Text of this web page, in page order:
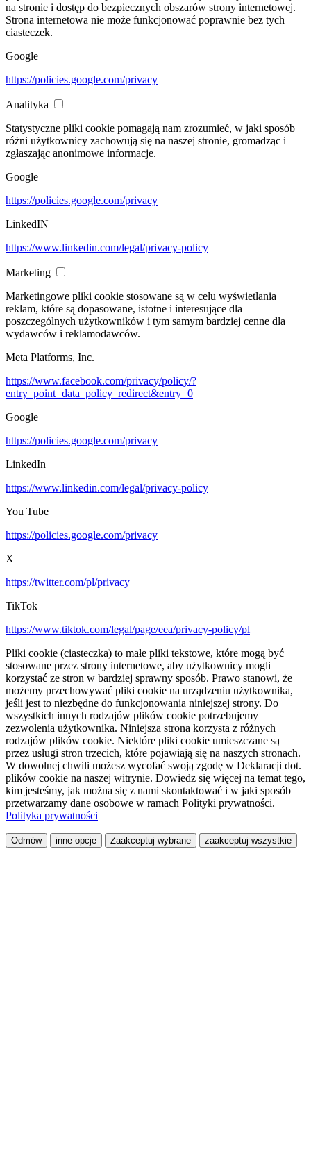
na stronie i dostęp do bezpiecznych obszarów strony internetowej.
Strona internetowa nie może funkcjonować poprawnie bez tych
ciasteczek.
Google
https://policies.google.com/privacy
Analityka
Statystyczne pliki cookie pomagają nam zrozumieć, w jaki sposób
różni użytkownicy zachowują się na naszej stronie, gromadząc i
zgłaszając anonimowe informacje.
Google
https://policies.google.com/privacy
LinkedIN
https://www.linkedin.com/legal/privacy-policy
Marketing
Marketingowe pliki cookie stosowane są w celu wyświetlania
reklam, które są dopasowane, istotne i interesujące dla
poszczególnych użytkowników i tym samym bardziej cenne dla
wydawców i reklamodawców.
Meta Platforms, Inc.
https://www.facebook.com/privacy/policy/?
entry_point=data_policy_redirect&entry=0
Google
https://policies.google.com/privacy
LinkedIn
https://www.linkedin.com/legal/privacy-policy
You Tube
https://policies.google.com/privacy
X
https://twitter.com/pl/privacy
TikTok
https://www.tiktok.com/legal/page/eea/privacy-policy/pl
Pliki cookie (ciasteczka) to małe pliki tekstowe, które mogą być
stosowane przez strony internetowe, aby użytkownicy mogli
korzystać ze stron w bardziej sprawny sposób. Prawo stanowi, że
możemy przechowywać pliki cookie na urządzeniu użytkownika,
jeśli jest to niezbędne do funkcjonowania niniejszej strony. Do
wszystkich innych rodzajów plików cookie potrzebujemy
zezwolenia użytkownika. Niniejsza strona korzysta z różnych
rodzajów plików cookie. Niektóre pliki cookie umieszczane są
przez usługi stron trzecich, które pojawiają się na naszych stronach.
W dowolnej chwili możesz wycofać swoją zgodę w Deklaracji dot.
plików cookie na naszej witrynie. Dowiedz się więcej na temat tego,
kim jesteśmy, jak można się z nami skontaktować i w jaki sposób
przetwarzamy dane osobowe w ramach Polityki prywatności.
Polityka prywatności
Odmów inne opcje Zaakceptuj wybrane zaakceptuj wszystkie